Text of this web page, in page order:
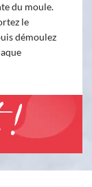
du moule.
le
démoulez
!